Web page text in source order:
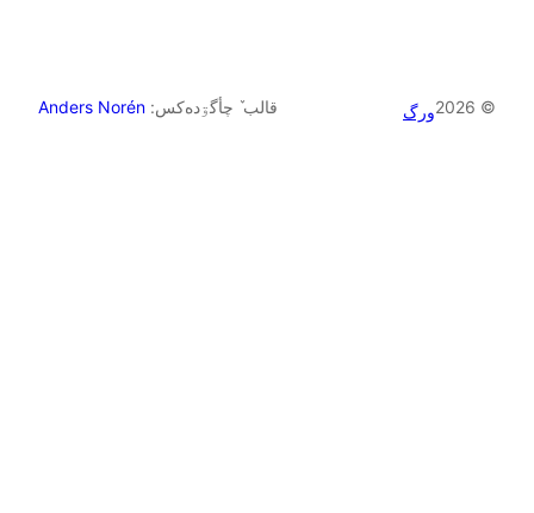
قالب ٚ چأگۊده‌کس: Anders Norén